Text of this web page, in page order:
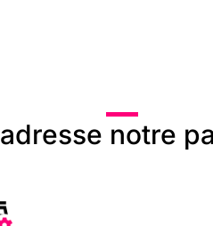
notre